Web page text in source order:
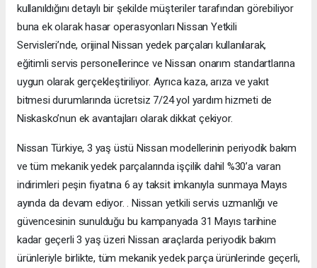
kullanıldığını detaylı bir şekilde müşteriler tarafından görebiliyor
buna ek olarak hasar operasyonları Nissan Yetkili
Servisleri’nde, orijinal Nissan yedek parçaları kullanılarak,
eğitimli servis personellerince ve Nissan onarım standartlarına
uygun olarak gerçekleştiriliyor. Ayrıca kaza, arıza ve yakıt
bitmesi durumlarında ücretsiz 7/24 yol yardım hizmeti de
Niskasko’nun ek avantajları olarak dikkat çekiyor.
Nissan Türkiye, 3 yaş üstü Nissan modellerinin periyodik bakım
ve tüm mekanik yedek parçalarında işçilik dahil %30’a varan
indirimleri peşin fiyatına 6 ay taksit imkanıyla sunmaya Mayıs
ayında da devam ediyor. . Nissan yetkili servis uzmanlığı ve
güvencesinin sunulduğu bu kampanyada 31 Mayıs tarihine
kadar geçerli 3 yaş üzeri Nissan araçlarda periyodik bakım
ürünleriyle birlikte, tüm mekanik yedek parça ürünlerinde geçerli,